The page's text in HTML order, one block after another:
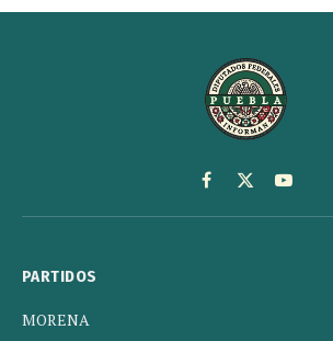
Facebook
X
(Twitter)
YouTube
PARTIDOS
MORENA